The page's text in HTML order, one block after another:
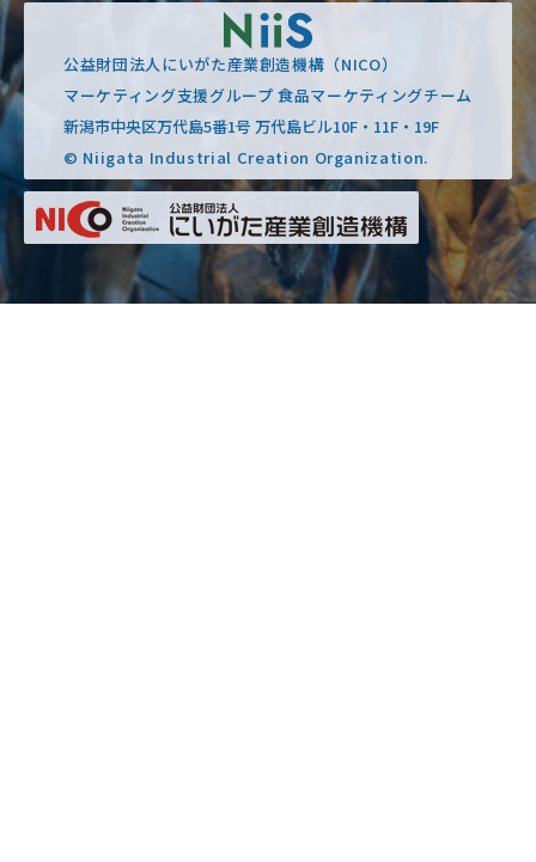
公益財団法人にいがた産業創造機構（NICO）
マーケティング支援グループ 食品マーケティングチーム
新潟市中央区万代島5番1号 万代島ビル10F・11F・19F
© Niigata Industrial Creation Organization.